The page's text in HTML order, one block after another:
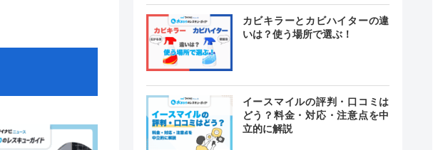
カビキラーとカビハイターの違
いは？使う場所で選ぶ！
イースマイルの評判・口コミは
どう？料金・対応・注意点を中
立的に解説